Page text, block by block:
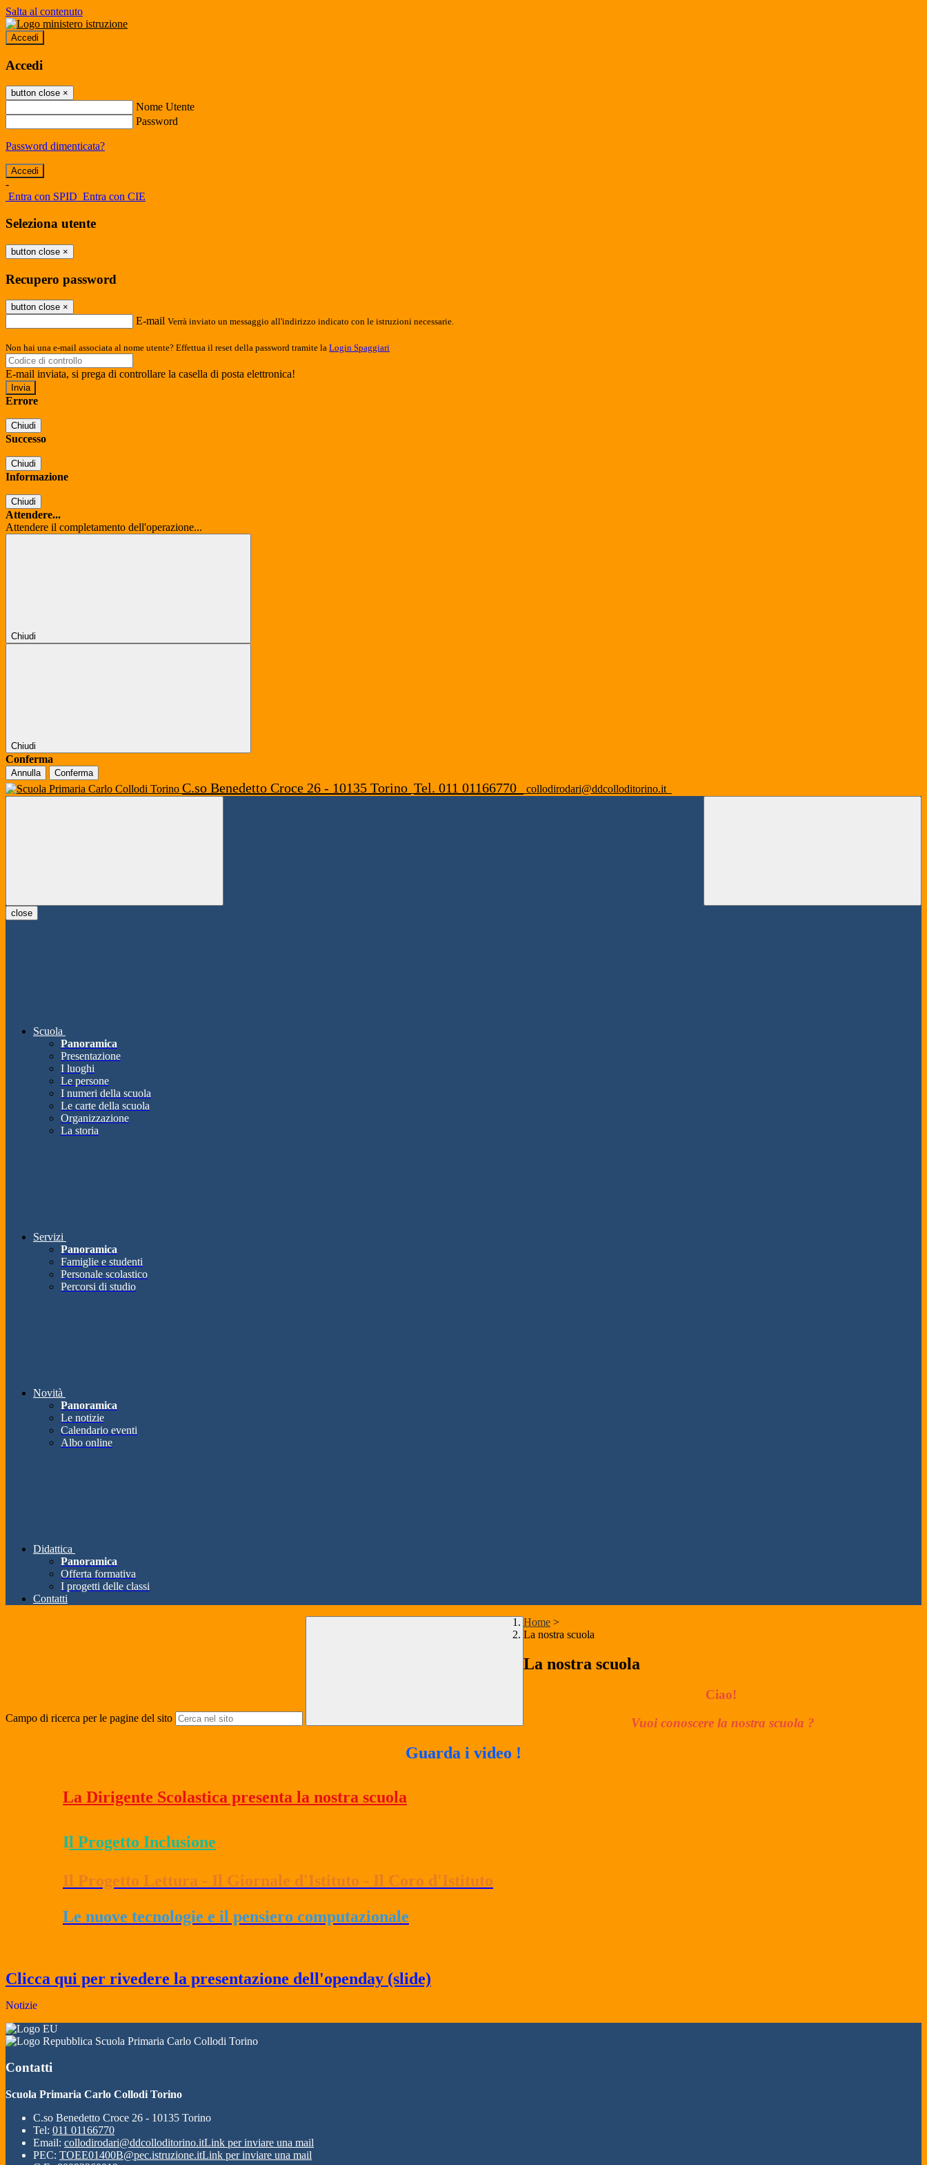
Salta al contenuto
Accedi
Accedi
button close ×
Nome Utente
Password
Password dimenticata?
-
Entra con SPID Entra con CIE
Seleziona utente
button close ×
Recupero password
button close ×
E-mail Verrà inviato un messaggio all'indirizzo indicato con le istruzioni necessarie.
Non hai una e-mail associata al nome utente? Effettua il reset della password tramite la Login Spaggiari
E-mail inviata, si prega di controllare la casella di posta elettronica!
Errore
Chiudi
Successo
Chiudi
Informazione
Chiudi
Attendere...
Attendere il completamento dell'operazione...
Chiudi
Chiudi
Conferma
Annulla Conferma
C.so Benedetto Croce 26 - 10135 Torino Tel. 011 01166770 collodirodari@ddcolloditorino.it
close
Scuola
Panoramica
Presentazione
I luoghi
Le persone
I numeri della scuola
Le carte della scuola
Organizzazione
La storia
Servizi
Panoramica
Famiglie e studenti
Personale scolastico
Percorsi di studio
Novità
Panoramica
Le notizie
Calendario eventi
Albo online
Didattica
Panoramica
Offerta formativa
I progetti delle classi
Contatti
Campo di ricerca per le pagine del sito
Home >
La nostra scuola
La nostra scuola
Ciao!
Vuoi conoscere la nostra scuola ?
Guarda i video !
La Dirigente Scolastica presenta la nostra scuola
Il Progetto Inclusione
Il Progetto Lettura - Il Giornale d'Istituto - Il Coro d'Istituto
Le nuove tecnologie e il pensiero computazionale
Clicca qui per rivedere la presentazione dell'openday (slide)
Notizie
Scuola Primaria Carlo Collodi Torino
Contatti
Scuola Primaria Carlo Collodi Torino
C.so Benedetto Croce 26 - 10135 Torino
Tel: 011 01166770
Email: collodirodari@ddcolloditorino.itLink per inviare una mail
PEC: TOEE01400B@pec.istruzione.itLink per inviare una mail